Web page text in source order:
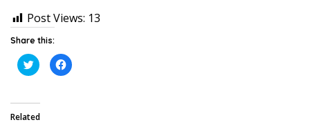
Post Views: 13
Share this:
K
l
n
u
K
l
Related